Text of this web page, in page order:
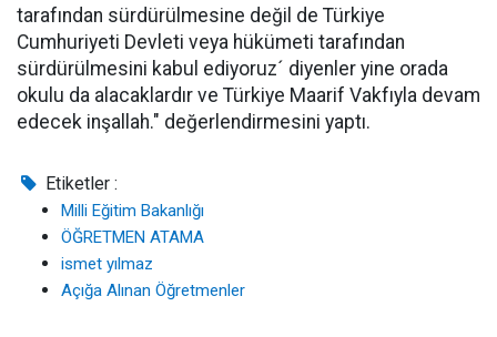
tarafından sürdürülmesine değil de Türkiye
Cumhuriyeti Devleti veya hükümeti tarafından
sürdürülmesini kabul ediyoruz´ diyenler yine orada
okulu da alacaklardır ve Türkiye Maarif Vakfıyla devam
edecek inşallah." değerlendirmesini yaptı.
Etiketler :
Milli Eğitim Bakanlığı
ÖĞRETMEN ATAMA
ismet yılmaz
Açığa Alınan Öğretmenler